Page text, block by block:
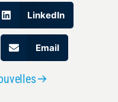
LinkedIn
Email